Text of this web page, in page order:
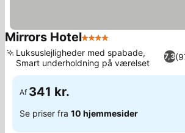
Mirrors Hotel4 Stjerner
7,3
Luksuslejligheder med spabade,
Smart underholdning på værelset
Af 341 kr.
Se priser fra 10 hjemmesider